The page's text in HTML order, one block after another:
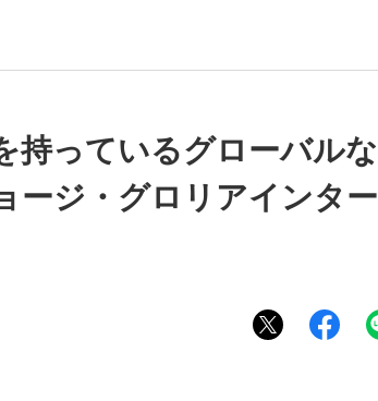
持っているグローバルな
ージ・グロリアインター